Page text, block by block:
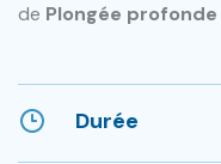
de Plongée profonde
Durée